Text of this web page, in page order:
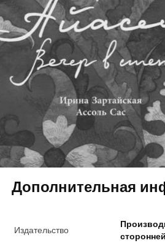
Дополнительная
Издательство